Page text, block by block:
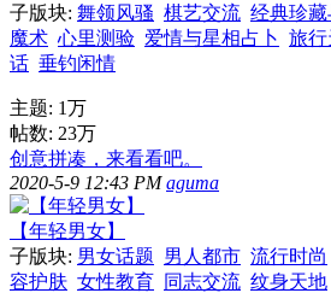
子版块: 舞领风骚 棋艺交流 经典珍
魔术 心里测验 爱情与星相占卜 旅行
话 垂钓闲情
主题: 1万
帖数: 23万
创意拼凑，来看看吧。
2020-5-9 12:43 PMaguma
【年轻男女】
子版块: 男女话题 男人都市 流行时尚
容护肤 女性教育 同志交流 纹身天地